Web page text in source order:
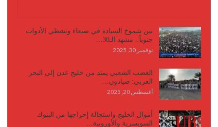
بين شموخ السيادة في صنعاء وتشظي الأدوات
جنوباً.. مشهد الـ30…
نوفمبر 30, 2025
الغضب الشعبي يمتد من خليج عدن إلى البحر
العربي: صيادون…
أغسطس 20, 2025
أموال الخليج واستحالة إخراجها من البنوك
السويسرية والأوروبية…